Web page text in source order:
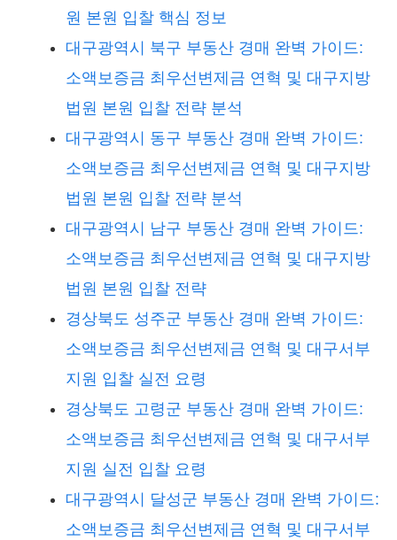
원 본원 입찰 핵심 정보
대구광역시 북구 부동산 경매 완벽 가이드:
소액보증금 최우선변제금 연혁 및 대구지방
법원 본원 입찰 전략 분석
대구광역시 동구 부동산 경매 완벽 가이드:
소액보증금 최우선변제금 연혁 및 대구지방
법원 본원 입찰 전략 분석
대구광역시 남구 부동산 경매 완벽 가이드:
소액보증금 최우선변제금 연혁 및 대구지방
법원 본원 입찰 전략
경상북도 성주군 부동산 경매 완벽 가이드:
소액보증금 최우선변제금 연혁 및 대구서부
지원 입찰 실전 요령
경상북도 고령군 부동산 경매 완벽 가이드:
소액보증금 최우선변제금 연혁 및 대구서부
지원 실전 입찰 요령
대구광역시 달성군 부동산 경매 완벽 가이드:
소액보증금 최우선변제금 연혁 및 대구서부